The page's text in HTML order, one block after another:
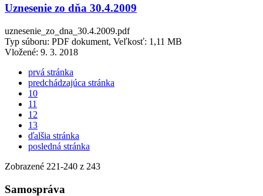
Uznesenie zo dňa 30.4.2009
uznesenie_zo_dna_30.4.2009.pdf
Typ súboru: PDF dokument, Veľkosť: 1,11 MB
Vložené: 9. 3. 2018
prvá stránka
predchádzajúca stránka
10
11
12
13
ďalšia stránka
posledná stránka
Zobrazené 221-240 z 243
Samospráva